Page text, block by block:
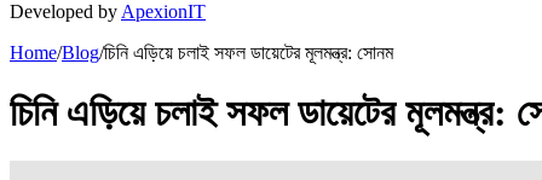
Developed by ApexionIT
Home/Blog/চিনি এড়িয়ে চলাই সফল ডায়েটের মূলমন্ত্র: সোনম
চিনি এড়িয়ে চলাই সফল ডায়েটের মূলমন্ত্র: